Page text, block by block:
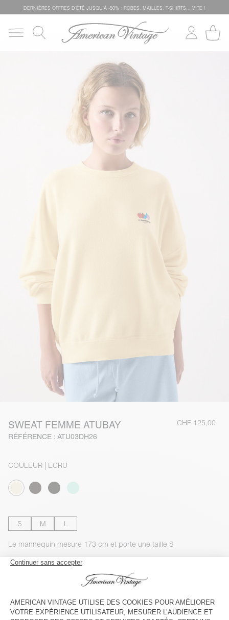
DERNIÈRES OFFRES D'ÉTÊ JUSQU'À -50% : ROBES, MAILLES, T-SHIRTS... VITE !
SWEAT FEMME ATUBAY
RÉFÉRENCE : ATU03DH26
CHF 125,00
COULEUR | ECRU
S M L
Le mannequin mesure 173 cm et porte une taille S
GUIDE DES TAILLES
entre le mercredi 12 août et le vendredi 14
août
AJOUTER AU PANIER